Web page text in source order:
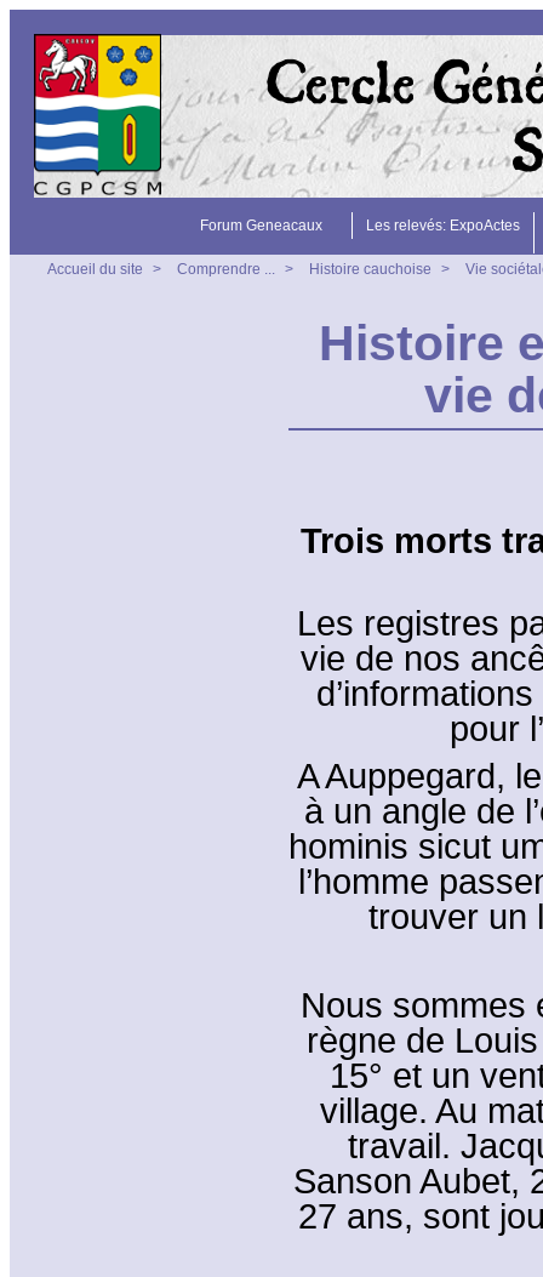
Forum Geneacaux Les relevés: ExpoActes
Accueil du site > Comprendre ... > Histoire cauchoise > Vie
Histoire
vie
Trois morts
Les registres
vie de nos
pour
A Auppegard,
à un angle de
hominis sicut
l’homme
trouver un
Nous sommes
règne de
15° et un
village. Au
travail.
Sanson Aubet,
27 ans, sont